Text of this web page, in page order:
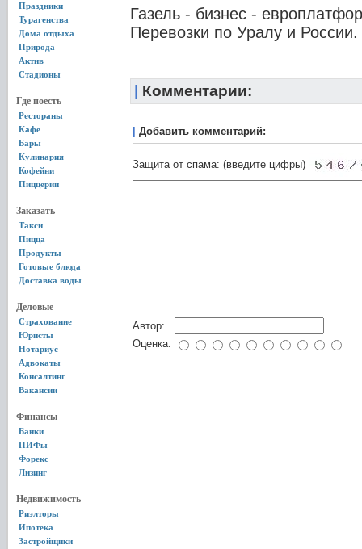
Праздники
Турагенства
Дома отдыха
Природа
Актив
Стадионы
Где поесть
Рестораны
Кафе
Бары
Кулинария
Кофейни
Пиццерии
Заказать
Такси
Пицца
Продукты
Готовые блюда
Доставка воды
Деловые
Страхование
Юристы
Нотариус
Адвокаты
Консалтинг
Вакансии
Финансы
Банки
ПИФы
Форекс
Лизинг
Недвижимость
Риэлторы
Ипотека
Застройщики
Газель - бизнес -
Перевозки по Уралу и
Комментарии:
Добавить комментарий:
Защита от спама: (введите цифры)
Автор:
Оценка: